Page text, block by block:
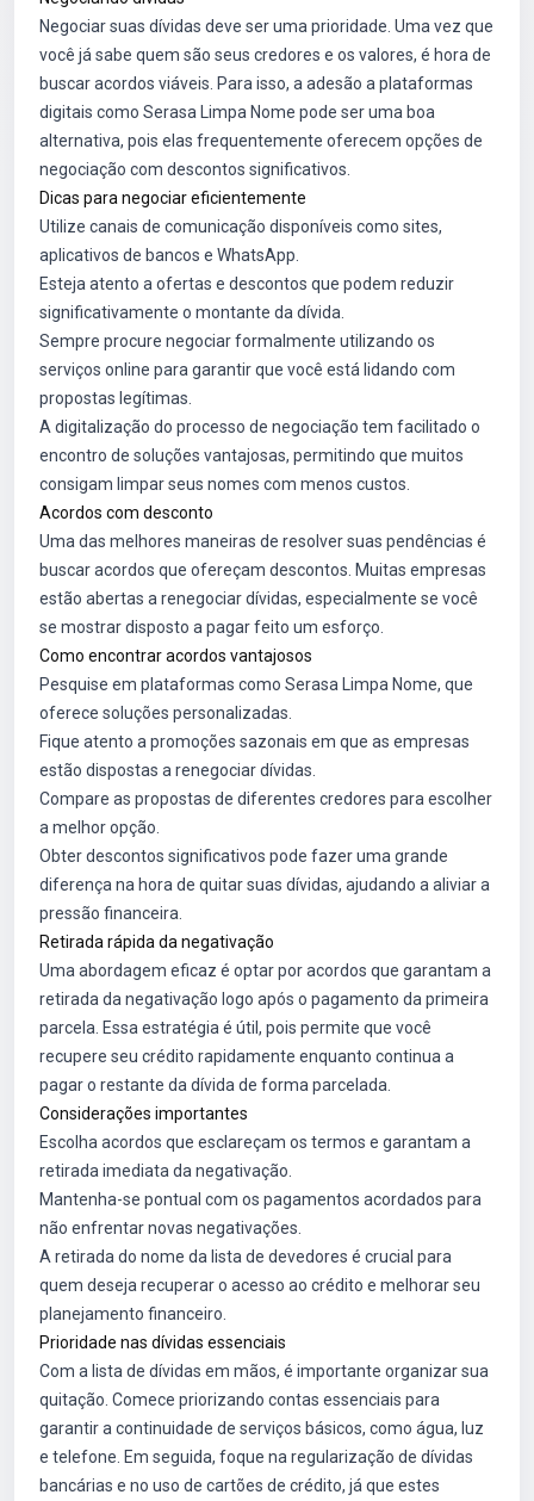
Negociar suas dívidas deve ser uma prioridade. Uma vez que
você já sabe quem são seus credores e os valores, é hora de
buscar acordos viáveis. Para isso, a adesão a plataformas
digitais como Serasa Limpa Nome pode ser uma boa
alternativa, pois elas frequentemente oferecem opções de
negociação com descontos significativos.
Dicas para negociar eficientemente
Utilize canais de comunicação disponíveis como sites,
aplicativos de bancos e WhatsApp.
Esteja atento a ofertas e descontos que podem reduzir
significativamente o montante da dívida.
Sempre procure negociar formalmente utilizando os
serviços online para garantir que você está lidando com
propostas legítimas.
A digitalização do processo de negociação tem facilitado o
encontro de soluções vantajosas, permitindo que muitos
consigam limpar seus nomes com menos custos.
Acordos com desconto
Uma das melhores maneiras de resolver suas pendências é
buscar acordos que ofereçam descontos. Muitas empresas
estão abertas a renegociar dívidas, especialmente se você
se mostrar disposto a pagar feito um esforço.
Como encontrar acordos vantajosos
Pesquise em plataformas como Serasa Limpa Nome, que
oferece soluções personalizadas.
Fique atento a promoções sazonais em que as empresas
estão dispostas a renegociar dívidas.
Compare as propostas de diferentes credores para escolher
a melhor opção.
Obter descontos significativos pode fazer uma grande
diferença na hora de quitar suas dívidas, ajudando a aliviar a
pressão financeira.
Retirada rápida da negativação
Uma abordagem eficaz é optar por acordos que garantam a
retirada da negativação logo após o pagamento da primeira
parcela. Essa estratégia é útil, pois permite que você
recupere seu crédito rapidamente enquanto continua a
pagar o restante da dívida de forma parcelada.
Considerações importantes
Escolha acordos que esclareçam os termos e garantam a
retirada imediata da negativação.
Mantenha-se pontual com os pagamentos acordados para
não enfrentar novas negativações.
A retirada do nome da lista de devedores é crucial para
quem deseja recuperar o acesso ao crédito e melhorar seu
planejamento financeiro.
Prioridade nas dívidas essenciais
Com a lista de dívidas em mãos, é importante organizar sua
quitação. Comece priorizando contas essenciais para
garantir a continuidade de serviços básicos, como água, luz
e telefone. Em seguida, foque na regularização de dívidas
bancárias e no uso de cartões de crédito, já que estes